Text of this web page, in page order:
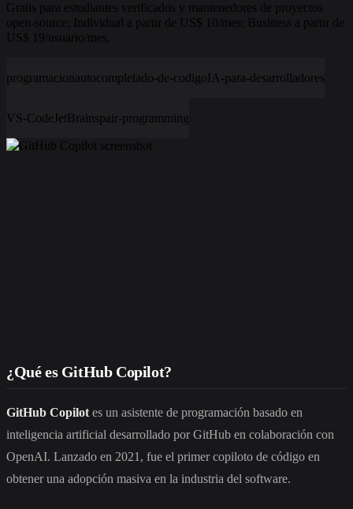
Gratis para estudiantes verificados y mantenedores de proyectos
open-source; Individual a partir de US$ 10/mes; Business a partir de
US$ 19/usuario/mes.
programacionautocompletado-de-codigoIA-para-desarrolladores
VS-CodeJetBrainspair-programming
¿Qué es GitHub Copilot?
GitHub Copilotes un asistente de programación basado en
inteligencia artificial desarrollado por GitHub en colaboración con
OpenAI. Lanzado en 2021, fue el primer copiloto de código en
obtener una adopción masiva en la industria del software.